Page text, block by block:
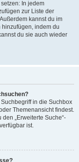
In jedem
zur Liste der
kannst du im
indem du
du sie auch wieder
in die Suchbox
Themenansicht findest.
„Erweiterte Suche“-
ist.